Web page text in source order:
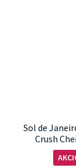
Sol de
Crush